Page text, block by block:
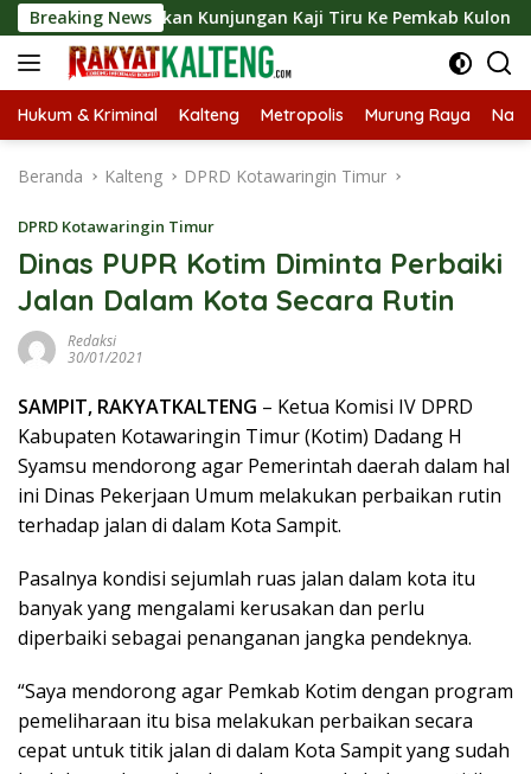
Langsung
ke
konten
Breaking News
Kunjungan Kaji Tiru Ke Pemkab Kulon Progo
Hukum & Kriminal Kalteng Metropolis Murung Raya
Beranda Kalteng DPRD Kotawaringin Timur
DPRD Kotawaringin Timur
Dinas PUPR Kotim Diminta Perbaiki
Jalan Dalam Kota Secara Rutin
Redaksi
30/01/2021
SAMPIT, RAKYATKALTENG – Ketua Komisi IV DPRD
Kabupaten Kotawaringin Timur (Kotim) Dadang H
Syamsu mendorong agar Pemerintah daerah dalam hal
ini Dinas Pekerjaan Umum melakukan perbaikan rutin
terhadap jalan di dalam Kota Sampit.
Pasalnya kondisi sejumlah ruas jalan dalam kota itu
banyak yang mengalami kerusakan dan perlu
diperbaiki sebagai penanganan jangka pendeknya.
“Saya mendorong agar Pemkab Kotim dengan program
pemeliharaan itu bisa melakukan perbaikan secara
cepat untuk titik jalan di dalam Kota Sampit yang sudah